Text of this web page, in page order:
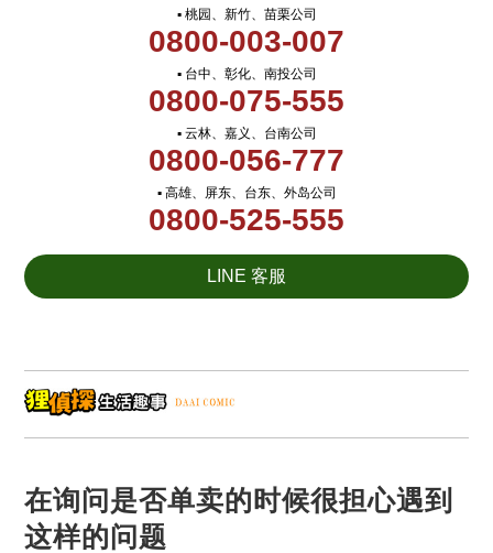
▪ 桃园、新竹、苗栗公司
0800-003-007
▪ 台中、彰化、南投公司
0800-075-555
▪ 云林、嘉义、台南公司
0800-056-777
▪ 高雄、屏东、台东、外岛公司
0800-525-555
LINE 客服
在询问是否单卖的时候很担心遇到
这样的问题